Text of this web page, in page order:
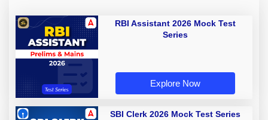
RBI Assistant 2026 Mock Test
Series
Explore Now
SBI Clerk 2026 Mock Test Series